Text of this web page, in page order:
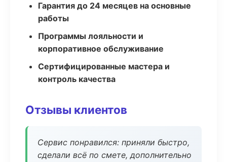
Гарантия до 24 месяцев на основные
работы
Программы лояльности и
корпоративное обслуживание
Сертифицированные мастера и
контроль качества
Отзывы клиентов
Сервис понравился: приняли быстро,
сделали всё по смете, дополнительно